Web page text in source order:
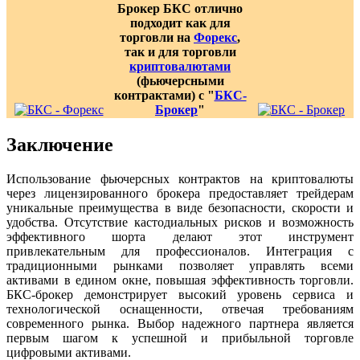
Брокер БКС отлично
подходит как для
торговли на Форекс,
так и для торговли
криптовалютами
(фьючерсными
контрактами) с "БКС-
Брокер"
Заключение
Использование фьючерсных контрактов на криптовалюты
через лицензированного брокера предоставляет трейдерам
уникальные преимущества в виде безопасности, скорости и
удобства. Отсутствие кастодиальных рисков и возможность
эффективного шорта делают этот инструмент
привлекательным для профессионалов. Интеграция с
традиционными рынками позволяет управлять всеми
активами в едином окне, повышая эффективность торговли.
БКС-брокер демонстрирует высокий уровень сервиса и
технологической оснащенности, отвечая требованиям
современного рынка. Выбор надежного партнера является
первым шагом к успешной и прибыльной торговле
цифровыми активами.